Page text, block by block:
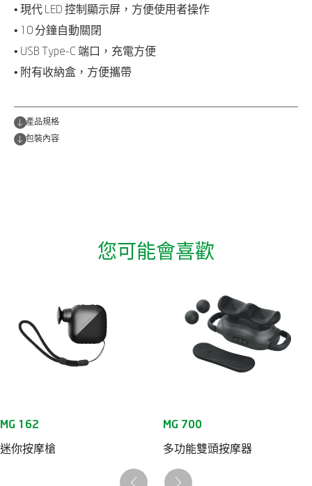
• 現代 LED 控制顯示屏，方便使用者操作
• 10 分鐘自動關閉
• USB Type-C 端口，充電方便
• 附有收納盒，方便攜帶
產品規格
包裝內容
您可能會喜歡
迷你按摩槍 多功能雙頭按摩器